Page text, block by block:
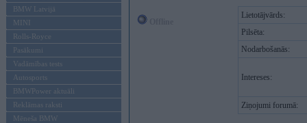
BMW Latvijā
MINI
Rolls-Royce
Pasākumi
Vadāmības tests
Autosports
BMWPower aktuāli
Reklāmas raksti
Mēneša BMW
Lietotājvārds:
Pilsēta:
Nodarbošanās:
Intereses:
Ziņojumi forumā: